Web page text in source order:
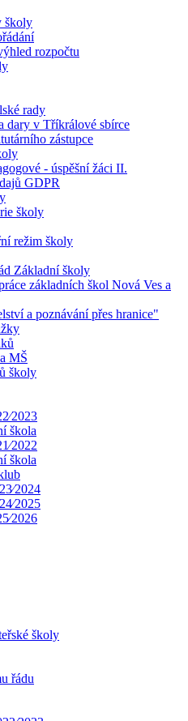
školy
rozpočtu
rady
dary v Tříkrálové sbírce
zástupce
- úspěšní žáci II.
GDPR
školy
režim školy
Základní školy
základních škol Nová Ves a
a poznávání přes hranice"
MŠ
školy
škola
škola
školy
řádu